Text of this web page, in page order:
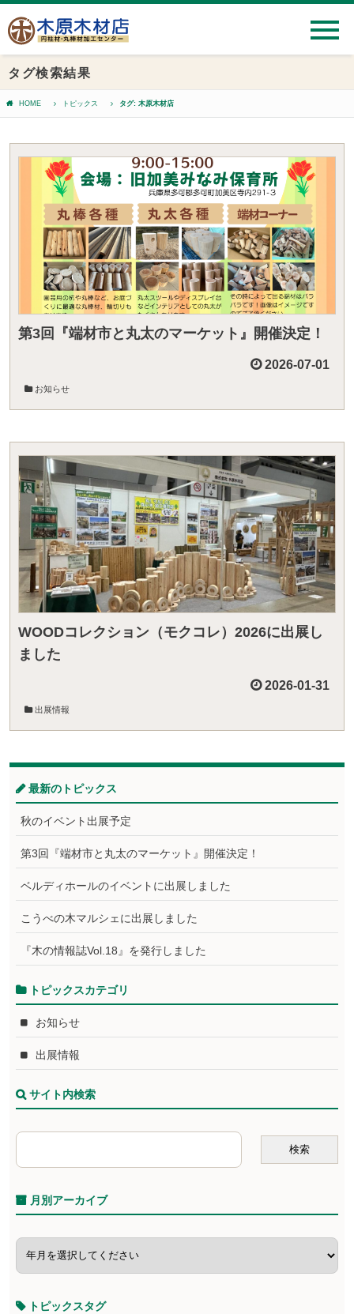
タグ検索結果
HOME トピックス タグ: 木原木材店
第3回『端材市と丸太のマーケット』開催決定！
2026-07-01
お知らせ
WOODコレクション（モクコレ）2026に出展し
ました
2026-01-31
出展情報
最新のトピックス
秋のイベント出展予定
第3回『端材市と丸太のマーケット』開催決定！
ベルディホールのイベントに出展しました
こうべの木マルシェに出展しました
『木の情報誌Vol.18』を発行しました
トピックスカテゴリ
お知らせ
出展情報
サイト内検索
月別アーカイブ
トピックスタグ